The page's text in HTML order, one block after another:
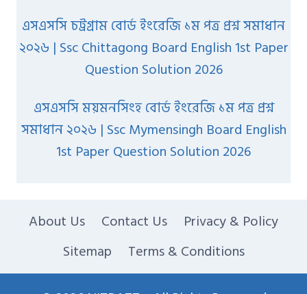
এসএসসি চট্রগ্রাম বোর্ড ইংরেজি ১ম পত্র প্রশ্ন সমাধান
২০২৬ | Ssc Chittagong Board English 1st Paper
Question Solution 2026
এসএসসি ময়মনসিংহ বোর্ড ইংরেজি ১ম পত্র প্রশ্ন
সমাধান ২০২৬ | Ssc Mymensingh Board English
1st Paper Question Solution 2026
About Us Contact Us
Privacy & Policy
Sitemap
Terms & Conditions